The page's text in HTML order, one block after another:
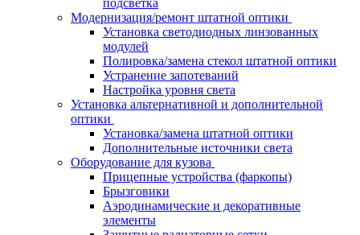
подсветка
Модернизация/ремонт штатной оптики
Установка светодиодных линзованных
модулей
Полировка/замена стекол штатной оптики
Устранение запотеваний
Настройка уровня света
Установка альтернативной и дополнительной
оптики
Установка/замена штатной оптики
Дополнительные источники света
Оборудование для кузова
Прицепные устройства (фаркопы)
Брызговики
Аэродинамические и декоративные
элементы